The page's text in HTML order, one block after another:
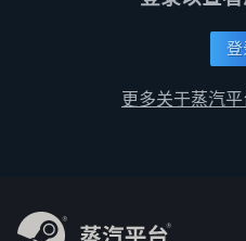
更多关于蒸汽